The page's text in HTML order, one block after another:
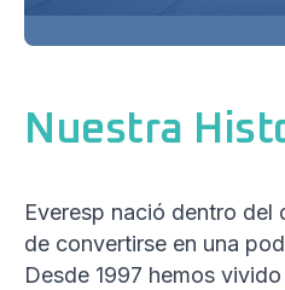
Nuestra
Everesp nació dentro del
de convertirse en una
Desde 1997 hemos